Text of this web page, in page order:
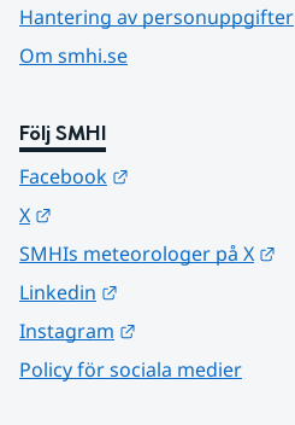
Hantering av personuppgifter
Om smhi.se
Följ SMHI
Facebook
X
SMHIs meteorologer på X
Linkedin
Instagram
Policy för sociala medier